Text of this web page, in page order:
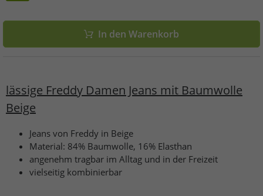
In den Warenkorb
lässige Freddy Damen Jeans mit Baumwolle
Beige
Jeans von Freddy in Beige
Material: 84% Baumwolle, 16% Elasthan
angenehm tragbar im Alltag und in der Freizeit
vielseitig kombinierbar